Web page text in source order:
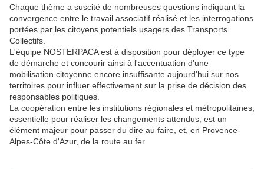
Chaque thème a suscité de nombreuses questions indiquant la
convergence entre le travail associatif réalisé et les interrogations
portées par les citoyens potentiels usagers des Transports
Collectifs.
L'équipe NOSTERPACA est à disposition pour déployer ce type
de démarche et concourir ainsi à l'accentuation d'une
mobilisation citoyenne encore insuffisante aujourd'hui sur nos
territoires pour influer effectivement sur la prise de décision des
responsables politiques.
La coopération entre les institutions régionales et métropolitaines,
essentielle pour réaliser les changements attendus, est un
élément majeur pour passer du dire au faire, et, en Provence-
Alpes-Côte d'Azur, de la route au fer.